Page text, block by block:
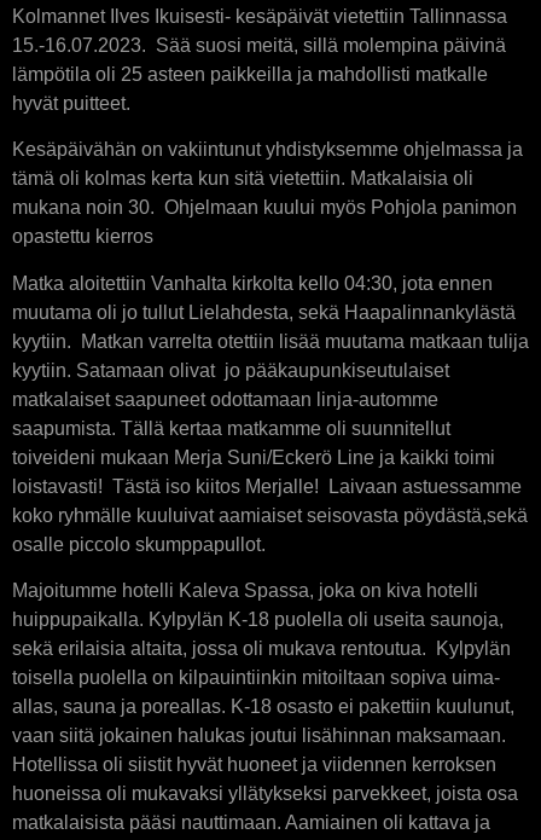
Kolmannet Ilves Ikuisesti- kesäpäivät vietettiin Tallinnassa
15.-16.07.2023. Sää suosi meitä, sillä molempina päivinä
lämpötila oli 25 asteen paikkeilla ja mahdollisti matkalle
hyvät puitteet.
Kesäpäivähän on vakiintunut yhdistyksemme ohjelmassa ja
tämä oli kolmas kerta kun sitä vietettiin. Matkalaisia oli
mukana noin 30. Ohjelmaan kuului myös Pohjola panimon
opastettu kierros
Matka aloitettiin Vanhalta kirkolta kello 04:30, jota ennen
muutama oli jo tullut Lielahdesta, sekä Haapalinnankylästä
kyytiin. Matkan varrelta otettiin lisää muutama matkaan tulija
kyytiin. Satamaan olivat jo pääkaupunkiseutulaiset
matkalaiset saapuneet odottamaan linja-automme
saapumista. Tällä kertaa matkamme oli suunnitellut
toiveideni mukaan Merja Suni/Eckerö Line ja kaikki toimi
loistavasti! Tästä iso kiitos Merjalle! Laivaan astuessamme
koko ryhmälle kuuluivat aamiaiset seisovasta pöydästä,sekä
osalle piccolo skumppapullot.
Majoitumme hotelli Kaleva Spassa, joka on kiva hotelli
huippupaikalla. Kylpylän K-18 puolella oli useita saunoja,
sekä erilaisia altaita, jossa oli mukava rentoutua. Kylpylän
toisella puolella on kilpauintiinkin mitoiltaan sopiva uima-
allas, sauna ja poreallas. K-18 osasto ei pakettiin kuulunut,
vaan siitä jokainen halukas joutui lisähinnan maksamaan.
Hotellissa oli siistit hyvät huoneet ja viidennen kerroksen
huoneissa oli mukavaksi yllätykseksi parvekkeet, joista osa
matkalaisista pääsi nauttimaan. Aamiainen oli kattava ja